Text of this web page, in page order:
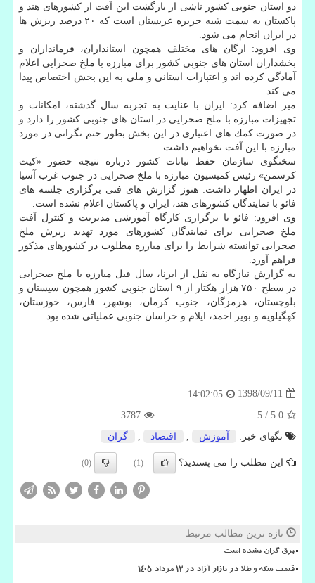
دو استان جنوبی كشور ناشی از بازگشت این آفت از كشورهای هند و
پاكستان به سمت شبه جزیره عربستان است كه ۲۰ درصد ریزش ها
در ایران انجام می شود.
وی افزود: ارگان های مختلف همچون استانداران، فرمانداران و
بخشداران استان های جنوبی كشور برای مبارزه با ملخ صحرایی اعلام
آمادگی كرده اند و اعتبارات استانی و ملی به این بخش اختصاص پیدا
می كند.
میر اضافه كرد: ایران با عنایت به تجربه سال گذشته، امكانات و
تجهیزات مبارزه با ملخ صحرایی در استان های جنوبی كشور را دارد و
در صورت كمك های اعتباری در این بخش بطور حتم نگرانی در مورد
مبارزه با این آفت نخواهیم داشت.
سخنگوی سازمان حفظ نباتات كشور درباره نتیجه حضور «كیث
كرسمن» رئیس كمیسیون مبارزه با ملخ صحرایی در جنوب غرب آسیا
در ایران اظهار داشت: هنوز گزارش های فنی برگزاری جلسه های
فائو با نمایندگان كشورهای هند، ایران و پاكستان اعلام نشده است.
وی افزود: فائو با برگزاری كارگاه آموزشی مدیریت و كنترل آفت
ملخ صحرایی برای نمایندگان كشورهای مورد تهدید ریزش ملخ
صحرایی توانسته شرایط را برای مبارزه مطلوب در كشورهای مذكور
فراهم آورد.
به گزارش نیازگاه به نقل از ایرنا، سال قبل مبارزه با ملخ صحرایی
در سطح ۷۵۰ هزار هكتار از ۹ استان جنوبی كشور همچون سیستان و
بلوچستان، هرمزگان، جنوب كرمان، بوشهر، فارس، خوزستان،
كهگیلویه و بویر احمد، ایلام و خراسان جنوبی عملیاتی شده بود.
1398/09/11
14:02:05
5.0
/
5
3787
تگهای خبر:
آموزش اقتصاد گران
این مطلب را می پسندید؟ (1)
(0)
تازه ترین مطالب مرتبط
برق گران نشده است
قیمت سکه و طلا در بازار آزاد در ۱۲ مرداد ۱۴۰۵